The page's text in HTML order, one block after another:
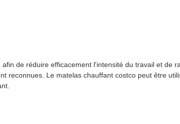
de réduire efficacement l'intensité du travail et
reconnues. Le matelas chauffant costco peut être